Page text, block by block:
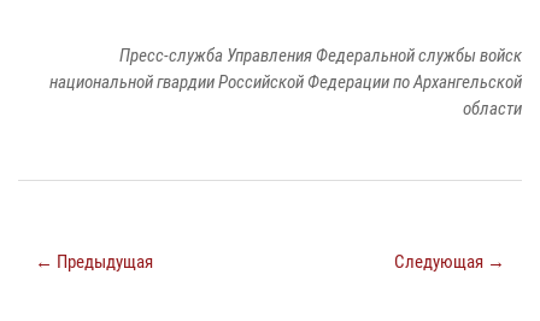
Пресс-служба Управления Федеральной службы войск
национальной гвардии Российской Федерации по Архангельской
области
← Предыдущая Следующая →